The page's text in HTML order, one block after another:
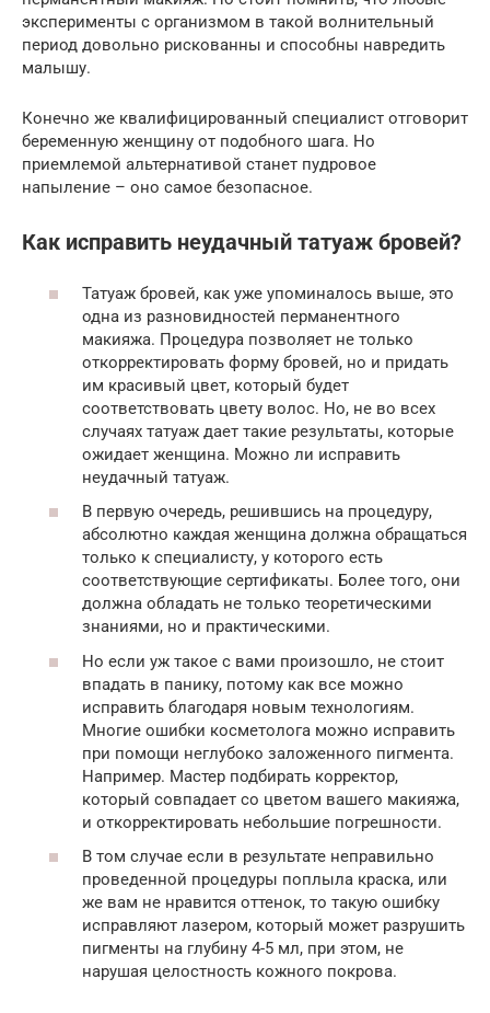
эксперименты с организмом в такой волнительный
период довольно рискованны и способны навредить
малышу.
Конечно же квалифицированный специалист отговорит
беременную женщину от подобного шага. Но
приемлемой альтернативой станет пудровое
напыление – оно самое безопасное.
Как исправить неудачный татуаж бровей?
Татуаж бровей, как уже упоминалось выше, это
одна из разновидностей перманентного
макияжа. Процедура позволяет не только
откорректировать форму бровей, но и придать
им красивый цвет, который будет
соответствовать цвету волос. Но, не во всех
случаях татуаж дает такие результаты, которые
ожидает женщина. Можно ли исправить
неудачный татуаж.
В первую очередь, решившись на процедуру,
абсолютно каждая женщина должна обращаться
только к специалисту, у которого есть
соответствующие сертификаты. Более того, они
должна обладать не только теоретическими
знаниями, но и практическими.
Но если уж такое с вами произошло, не стоит
впадать в панику, потому как все можно
исправить благодаря новым технологиям.
Многие ошибки косметолога можно исправить
при помощи неглубоко заложенного пигмента.
Например. Мастер подбирать корректор,
который совпадает со цветом вашего макияжа,
и откорректировать небольшие погрешности.
В том случае если в результате неправильно
проведенной процедуры поплыла краска, или
же вам не нравится оттенок, то такую ошибку
исправляют лазером, который может разрушить
пигменты на глубину 4-5 мл, при этом, не
нарушая целостность кожного покрова.